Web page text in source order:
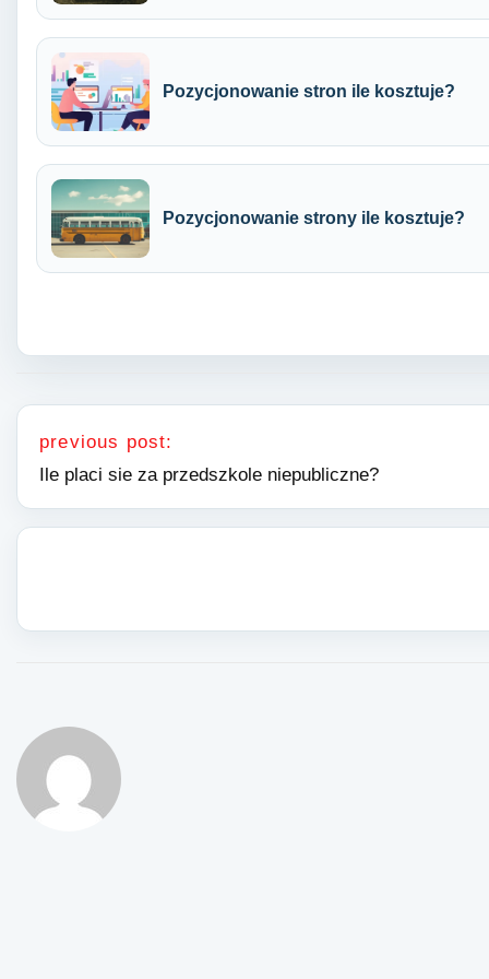
Pozycjonowanie stron ile kosztuje?
Pozycjonowanie strony ile kosztuje?
Nawigacja wpisu
previous post:
Ile placi sie za przedszkole niepubliczne?